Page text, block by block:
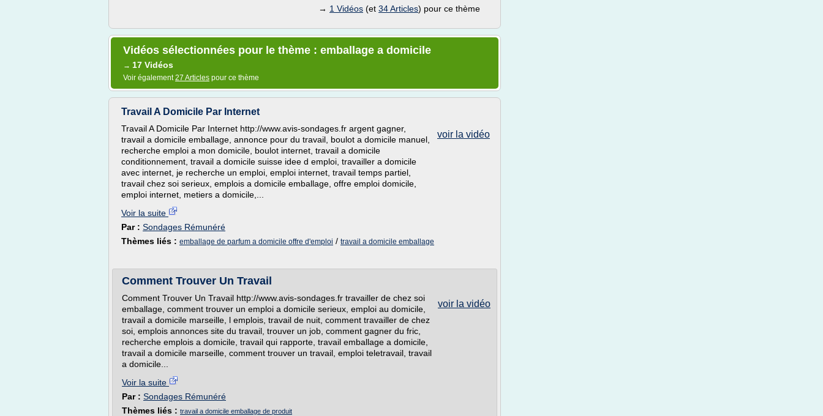
→ 1 Vidéos (et 34 Articles) pour ce thème
Vidéos sélectionnées pour le thème : emballage a domicile
→ 17 Vidéos
Voir également27 Articles pour ce thème
Travail A Domicile Par Internet
voir la vidéo
Travail A Domicile Par Internet http://www.avis-sondages.fr argent gagner,
travail a domicile emballage, annonce pour du travail, boulot a domicile manuel,
recherche emploi a mon domicile, boulot internet, travail a domicile
conditionnement, travail a domicile suisse idee d emploi, travailler a domicile
avec internet, je recherche un emploi, emploi internet, travail temps partiel,
travail chez soi serieux, emplois a domicile emballage, offre emploi domicile,
emploi internet, metiers a domicile,...
Voir la suite
Par : Sondages Rémunéré
Thèmes liés : emballage de parfum a domicile offre d'emploi / travail a domicile emballage
Comment Trouver Un Travail
voir la vidéo
Comment Trouver Un Travail http://www.avis-sondages.fr travailler de chez soi
emballage, comment trouver un emploi a domicile serieux, emploi au domicile,
travail a domicile marseille, l emplois, travail de nuit, comment travailler de chez
soi, emplois annonces site du travail, trouver un job, comment gagner du fric,
recherche emplois a domicile, travail qui rapporte, travail emballage a domicile,
travail a domicile marseille, comment trouver un travail, emploi teletravail, travail
a domicile...
Voir la suite
Par : Sondages Rémunéré
Thèmes liés : travail a domicile emballage de produit